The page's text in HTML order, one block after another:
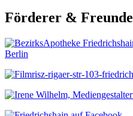
Förderer & Freunde